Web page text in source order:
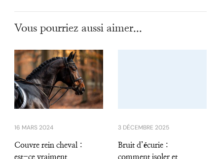
Vous pourriez aussi aimer...
16 MARS 2024
Couvre rein cheval :
est-ce vraiment
3 DÉCEMBRE 2025
Bruit d’écurie :
comment isoler et